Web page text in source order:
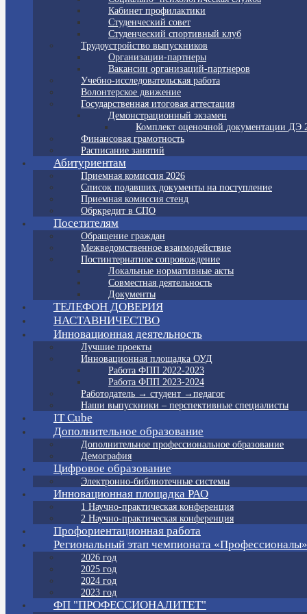
Кабинет профилактики
Студенческий совет
Студенческий спортивный клуб
Трудоустройство выпускников
Организации-партнеры
Вакансии организаций-партнеров
Учебно-исследовательская работа
Волонтерское движение
Государственная итоговая аттестация
Демонстрационный экзамен
Комплект оценочной документации ДЭ
Финансовая грамотность
Расписание занятий
Абитуриентам
Приемная комиссия 2026
Список подавших документы на поступление
Приемная комиссия стенд
Обркредит в СПО
Посетителям
Обращение граждан
Межведомственное взаимодействие
Постинтернатное сопровождение
Локальные нормативные акты
Совместная деятельность
Документы
ТЕЛЕФОН ДОВЕРИЯ
НАСТАВНИЧЕСТВО
Инновационная деятельность
Лучшие проекты
Инновационная площадка ОУД
Работа ФПП 2022-2023
Работа ФПП 2023-2024
Работодатель → студент →педагог
Наши выпускники – перспективные специалисты
IT Cube
Дополнительное образование
Дополнительное профессиональное образование
Демография
Цифровое образование
Электронно-библиотечные системы
Инновационная площадка РАО
1 Научно-практическая конференция
2 Научно-практическая конференция
Профориентационная работа
Региональный этап чемпионата «Профессионалы»
2026 год
2025 год
2024 год
2023 год
ФП "ПРОФЕССИОНАЛИТЕТ"